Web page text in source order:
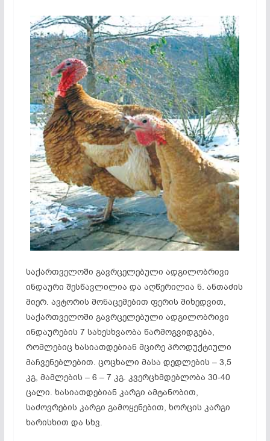
საქართველოში გავრცელებული ადგილობრივი
ინდაური შესწავლილია და აღწერილია ნ. ანთაძის
მიერ. ავტორის მონაცემებით ფერის მიხედვით,
საქართველოში გავრცელებული ადგილობრივი
ინდაურების 7 სახესხვაობა წარმოგვიდგება,
რომლებიც ხასიათდებიან მცირე პროდუქტიული
მაჩვენებლებით. ცოცხალი მასა დედლების – 3,5
კგ, მამლების – 6 – 7 კგ. კვერცხმდებლობა 30-40
ცალი. ხასიათდებიან კარგი ამტანობით,
საძოვრების კარგი გამოყენებით, ხორცის კარგი
ხარისხით და სხვ.